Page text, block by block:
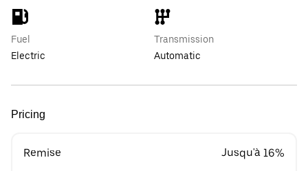
Fuel
Electric
Transmission
Automatic
Pricing
Remise Jusqu'à 16%